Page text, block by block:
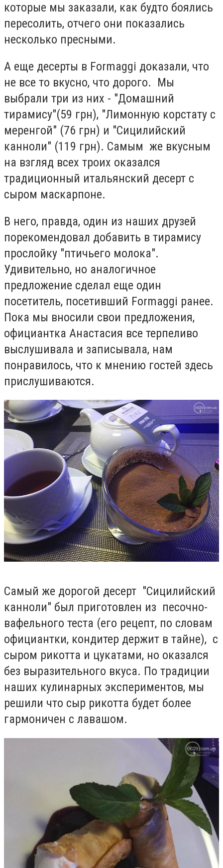
которые мы заказали, как будто боялись
пересолить, отчего они показались
несколько пресными.
А еще десерты в Formaggi доказали, что
не все то вкусно, что дорого. Мы
выбрали три из них - "Домашний
тирамису"(59 грн), "Лимонную корстату с
меренгой" (76 грн) и "Сицилийский
канноли" (119 грн). Самым же вкусным
на взгляд всех троих оказался
традиционный итальянский десерт с
сыром маскарпоне.
В него, правда, один из наших друзей
порекомендовал добавить в тирамису
прослойку "птичьего молока".
Удивительно, но аналогичное
предложение сделал еще один
посетитель, посетивший Formaggi ранее.
Пока мы вносили свои предложения,
официантка Анастасия все терпеливо
выслушивала и записывала, нам
понравилось, что к мнению гостей здесь
прислушиваются.
Самый же дорогой десерт "Сицилийский
канноли" был приготовлен из песочно-
вафельного теста (его рецепт, по словам
официантки, кондитер держит в тайне), с
сыром рикотта и цукатами, но оказался
без выразительного вкуса. По традиции
наших кулинарных экспериментов, мы
решили что сыр рикотта будет более
гармоничен с лавашом.